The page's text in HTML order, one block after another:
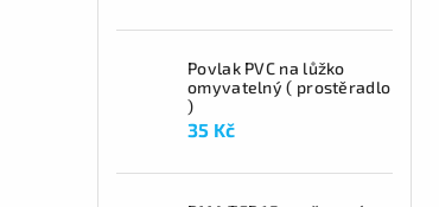
Povlak PVC na lůžko
omyvatelný ( prostěradlo
)
35 Kč